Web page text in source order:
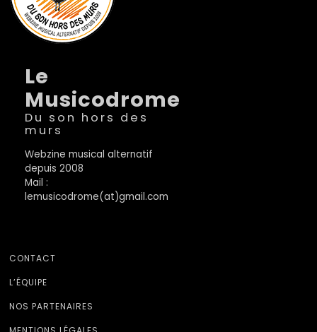
Le
Musicodrome
Du son hors des
murs
Webzine musical alternatif
depuis 2008
Mail :
lemusicodrome(at)gmail.com
CONTACT
L’ÉQUIPE
NOS PARTENAIRES